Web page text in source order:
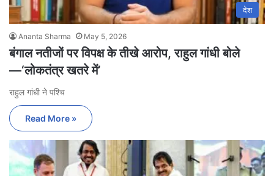
देश
Ananta Sharma May 5, 2026
बंगाल नतीजों पर विपक्ष के तीखे आरोप, राहुल गांधी बोले
—‘लोकतंत्र खतरे में’
राहुल गांधी ने पश्चि
Read More »